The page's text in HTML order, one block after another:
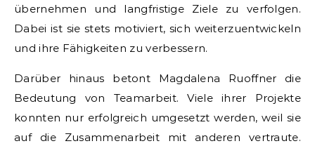
übernehmen und langfristige Ziele zu verfolgen.
Dabei ist sie stets motiviert, sich weiterzuentwickeln
und ihre Fähigkeiten zu verbessern.
Darüber hinaus betont Magdalena Ruoffner die
Bedeutung von Teamarbeit. Viele ihrer Projekte
konnten nur erfolgreich umgesetzt werden, weil sie
auf die Zusammenarbeit mit anderen vertraute.